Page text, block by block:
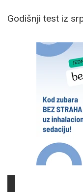
Godišnji test iz